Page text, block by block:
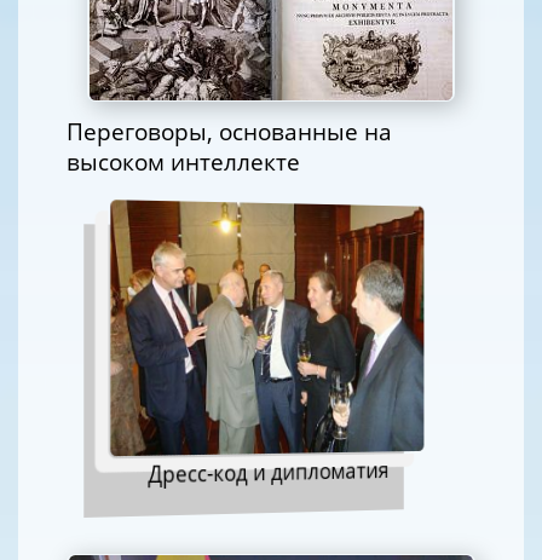
Переговоры, основанные на
высоком интеллекте
Дресс-код и дипломатия